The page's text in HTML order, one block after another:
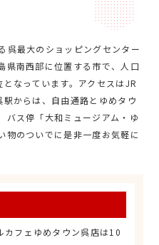
呉最大のショッピングセンター
県南西部に位置する市で、人口
なっています。アクセスはJR
からは、自由通路とゆめタウ
バス停「大和ミュージアム・ゆ
物のついでに是非一度お気軽に
カフェゆめタウン呉店は10